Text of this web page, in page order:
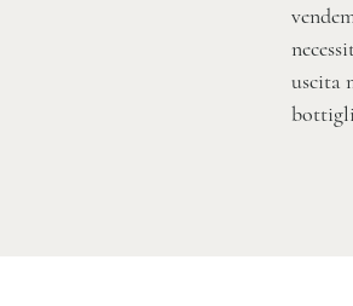
uscita